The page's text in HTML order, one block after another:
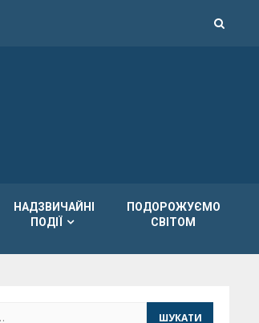
НАДЗВИЧАЙНІ
ПОДІЇ
ПОДОРОЖУЄМО
СВІТОМ